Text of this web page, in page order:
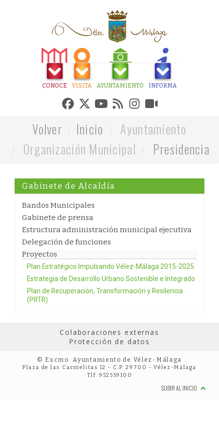
CONOCE VISITA AYUNTAMIENTO INFORMA
Volver Inicio
Ayuntamiento
Organización Municipal
Presidencia
Gabinete de Alcaldía
Bandos Municipales
Gabinete de prensa
Estructura administración municipal ejecutiva
Delegación de funciones
Proyectos
Plan Estratégico Impulsando Vélez-Málaga 2015-2025
Estrategia de Desarrollo Urbano Sostenible e Integrado
Plan de Recuperación, Transformación y Resilencia
(PRTR)
Colaboraciones externas
Protección de datos
© Excmo. Ayuntamiento de Vélez-Málaga
Plaza de las Carmelitas 12 - C.P. 29700 - Vélez-Málaga
Tlf: 952559100
SUBIR AL INICIO